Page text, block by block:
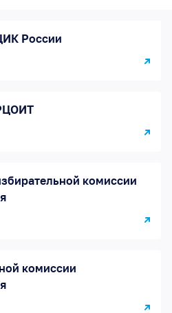
России
комиссии
комиссии